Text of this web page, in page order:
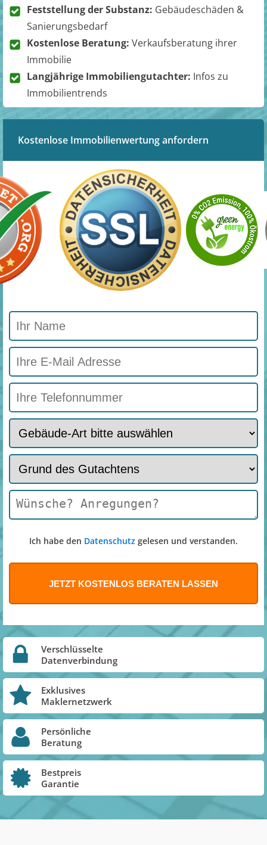
Feststellung der Substanz: Gebäudeschäden &
Sanierungsbedarf
Kostenlose Beratung: Verkaufsberatung ihrer
Immobilie
Langjährige Immobiliengutachter: Infos zu
Immobilientrends
Kostenlose Immobilienwertung anfordern
Ich habe den Datenschutz gelesen und verstanden.
Verschlüsselte
Datenverbindung
Exklusives
Maklernetzwerk
Persönliche
Beratung
Bestpreis
Garantie